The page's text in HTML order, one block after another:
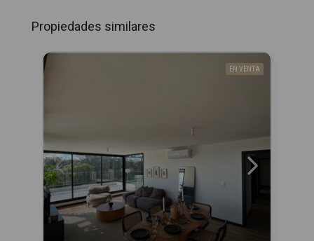
Propiedades similares
EN VENTA